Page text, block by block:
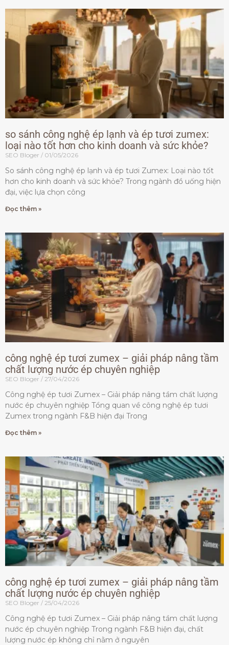
so sánh công nghệ ép lạnh và ép tươi zumex:
loại nào tốt hơn cho kinh doanh và sức khỏe?
SEO Bloger 01/05/2026
So sánh công nghệ ép lạnh và ép tươi Zumex: Loại nào tốt
hơn cho kinh doanh và sức khỏe? Trong ngành đồ uống hiện
đại, việc lựa chọn công
Đọc thêm »
công nghệ ép tươi zumex – giải pháp nâng tầm
chất lượng nước ép chuyên nghiệp
SEO Bloger 27/04/2026
Công nghệ ép tươi Zumex – Giải pháp nâng tầm chất lượng
nước ép chuyên nghiệp Tổng quan về công nghệ ép tươi
Zumex trong ngành F&B hiện đại Trong
Đọc thêm »
công nghệ ép tươi zumex – giải pháp nâng tầm
chất lượng nước ép chuyên nghiệp
SEO Bloger 25/04/2026
Công nghệ ép tươi Zumex – Giải pháp nâng tầm chất lượng
nước ép chuyên nghiệp Trong ngành F&B hiện đại, chất
lượng nước ép không chỉ nằm ở nguyên